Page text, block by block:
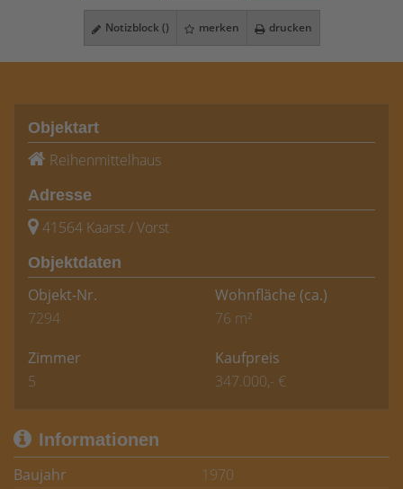
Notizblock () merken drucken
Objektart
Reihenmittelhaus
Adresse
41564 Kaarst / Vorst
Objektdaten
Objekt-Nr.
7294
Wohnfläche (ca.)
76 m²
Zimmer
5
Kaufpreis
347.000,- €
Informationen
Baujahr
1970